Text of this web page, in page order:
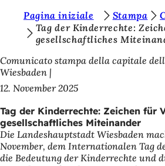
Inhalt anspringen
e
b
e
f
i
n
Pagina iniziale Stampa
Tag der Kinderrechte:
gesellschaftliches
Comunicato stampa della capitale
Wiesbaden
12. November 2025
Tag der Kinderrechte: Zeichen für
gesellschaftliches Miteinander
Die Landeshauptstadt Wiesbaden
November, dem Internationalen Tag
die Bedeutung der Kinderrechte und